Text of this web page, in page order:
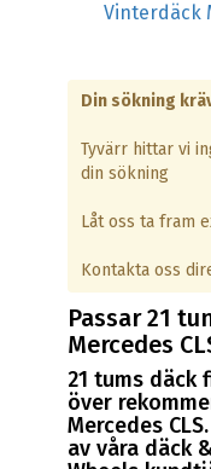
Vinterdäck
Din sökning
Tyvärr hittar vi
din sökning
Låt oss ta fram
Kontakta oss
Passar 21
Mercedes
21 tums däck
över
Mercedes
av våra däck